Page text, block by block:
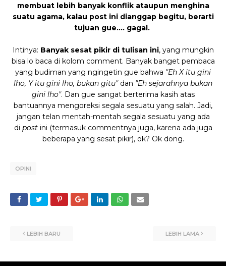
membuat lebih banyak konflik ataupun menghina
suatu agama, kalau post ini dianggap begitu, berarti
tujuan gue.... gagal.
Intinya: Banyak sesat pikir di tulisan ini, yang mungkin
bisa lo baca di kolom comment. Banyak banget pembaca
yang budiman yang ngingetin gue bahwa "Eh X itu gini
lho, Y itu gini lho, bukan gitu" dan "Eh sejarahnya bukan
gini lho". Dan gue sangat berterima kasih atas
bantuannya mengoreksi segala sesuatu yang salah. Jadi,
jangan telan mentah-mentah segala sesuatu yang ada
di post ini (termasuk commentnya juga, karena ada juga
beberapa yang sesat pikir), ok? Ok dong.
OPINI
LEBIH BARU LEBIH LAMA